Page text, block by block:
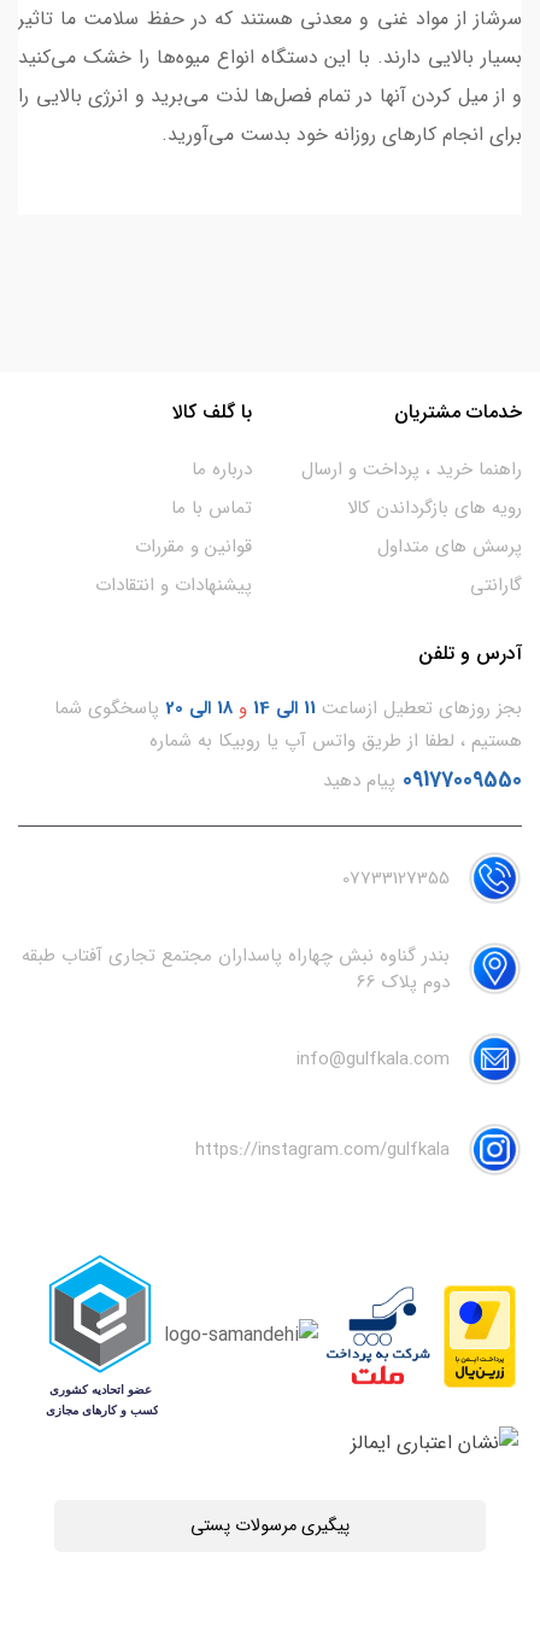
سرشاز از مواد غنی و معدنی هستند که در حفظ سلامت ما تاثیر
بسیار بالایی دارند. با این دستگاه انواع میوه‌ها را خشک می‌کنید
و از میل کردن آنها در تمام فصل‌ها لذت می‌برید و انرژی بالایی را
برای انجام کارهای روزانه خود بدست می‌آورید.
خدمات مشتریان
راهنما خرید ، پرداخت و ارسال
رویه های بازگرداندن کالا
پرسش های متداول
گارانتی
با گلف کالا
درباره ما
تماس با ما
قوانین و مقررات
پیشنهادات و انتقادات
آدرس و تلفن
بجز روزهای تعطیل ازساعت 11 الی 14 و 18 الی 20
پاسخگوی شما
هستیم ، لطفا از طریق واتس آپ یا روبیکا به شماره
09177009550 پیام دهید
07733127355
بندر گناوه نبش چهاراه پاسداران مجتمع تجاری آفتاب طبقه
دوم پلاک 66
info@gulfkala.com
https://instagram.com/gulfkala
پیگیری مرسولات پستی